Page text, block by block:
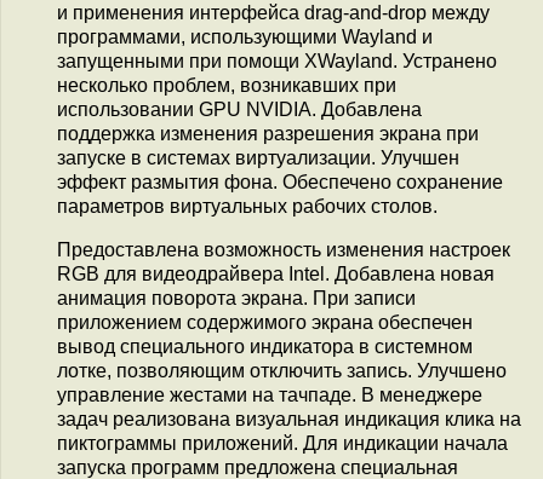
и применения интерфейса drag-and-drop между
программами, использующими Wayland и
запущенными при помощи XWayland. Устранено
несколько проблем, возникавших при
использовании GPU NVIDIA. Добавлена
поддержка изменения разрешения экрана при
запуске в системах виртуализации. Улучшен
эффект размытия фона. Обеспечено сохранение
параметров виртуальных рабочих столов.
Предоставлена возможность изменения настроек
RGB для видеодрайвера Intel. Добавлена новая
анимация поворота экрана. При записи
приложением содержимого экрана обеспечен
вывод специального индикатора в системном
лотке, позволяющим отключить запись. Улучшено
управление жестами на тачпаде. В менеджере
задач реализована визуальная индикация клика на
пиктограммы приложений. Для индикации начала
запуска программ предложена специальная